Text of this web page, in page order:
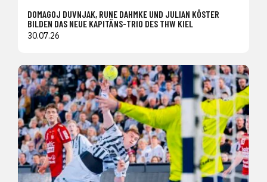
DOMAGOJ DUVNJAK, RUNE DAHMKE UND JULIAN KÖSTER
BILDEN DAS NEUE KAPITÄNS-TRIO DES THW KIEL
30.07.26